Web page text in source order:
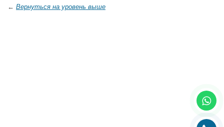
← Вернуться на уровень выше